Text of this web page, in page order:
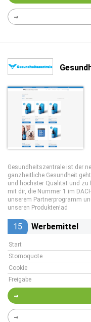
Gesundheitszentrale ist der
ganzheitliche Gesundheit
und höchster Qualität und zu
mit dir, die Nummer 1 im
unserem Partnerprogramm
unseren Produkten!ad
15 Werbemittel
Start
Stornoquote
Cookie
Freigabe